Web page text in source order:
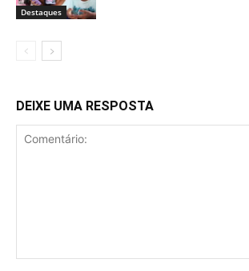
Destaques
DEIXE UMA RESPOSTA